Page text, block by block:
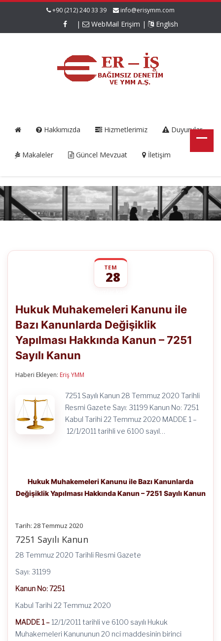
+90 (212) 240 33 39 info@erisymm.com
| WebMail Erişim | English
Hakkımızda Hizmetlerimiz Duyurular
Makaleler Güncel Mevzuat İletişim
TEM
28
Kanunu
Bazı
Kanunlarda
Değişiklik
Sayılı
Kanun
için
Hukuk Muhakemeleri Kanunu ile
Bazı Kanunlarda Değişiklik
Yapılması Hakkında Kanun – 7251
Sayılı Kanun
Haberi Ekleyen: Eriş YMM
7251 Sayılı Kanun 28 Temmuz 2020 Tarihli
Resmi Gazete Sayı: 31199 Kanun No: 7251
Kabul Tarihi 22 Temmuz 2020 MADDE 1 –
12/1/2011 tarihli ve 6100 sayıl…
Hukuk Muhakemeleri Kanunu ile Bazı Kanunlarda
Değişiklik Yapılması Hakkında Kanun – 7251 Sayılı Kanun
Tarih: 28 Temmuz 2020
7251 Sayılı Kanun
28 Temmuz 2020 Tarihli Resmi Gazete
Sayı: 31199
Kanun No: 7251
Kabul Tarihi 22 Temmuz 2020
MADDE 1 – 12/1/2011 tarihli ve 6100 sayılı Hukuk
Muhakemeleri Kanununun 20 nci maddesinin birinci